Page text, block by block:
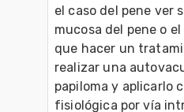
el caso del pene ver
mucosa del pene o
que hacer un
realizar una
papiloma y aplicarlo
fisiológica por vía